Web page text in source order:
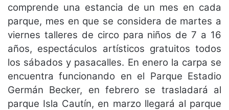
comprende una estancia de un mes en cada
parque, mes en que se considera de martes a
viernes talleres de circo para niños de 7 a 16
años, espectáculos artísticos gratuitos todos
los sábados y pasacalles. En enero la carpa se
encuentra funcionando en el Parque Estadio
Germán Becker, en febrero se trasladará al
parque Isla Cautín, en marzo llegará al parque